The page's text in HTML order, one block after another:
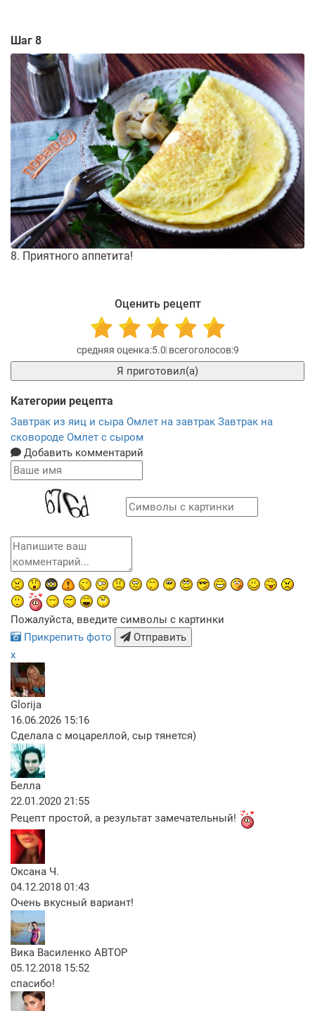
Шаг 8
8. Приятного аппетита!
Оценить рецепт
5.0 9
Я приготовил(а)
Категории рецепта
Завтрак из яиц и сыра Омлет на завтрак Завтрак на
сковороде Омлет с сыром
Добавить комментарий
Пожалуйста, введите символы с картинки
Прикрепить фото
Отправить
x
Glorija
16.06.2026 15:16
Сделала с моцареллой, сыр тянется)
Белла
22.01.2020 21:55
Рецепт простой, а результат замечательный!
Оксана Ч.
04.12.2018 01:43
Очень вкусный вариант!
Вика Василенко АВТОР
05.12.2018 15:52
спасибо!